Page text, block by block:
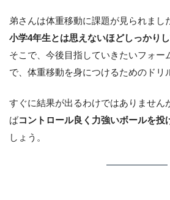
弟さんは体重移動に課題が見られまし
小学4年生とは思えないほどしっかり
そこで、今後目指していきたいフォー
で、体重移動を身につけるためのドリ
すぐに結果が出るわけではありません
ばコントロール良く力強いボールを投
しょう。